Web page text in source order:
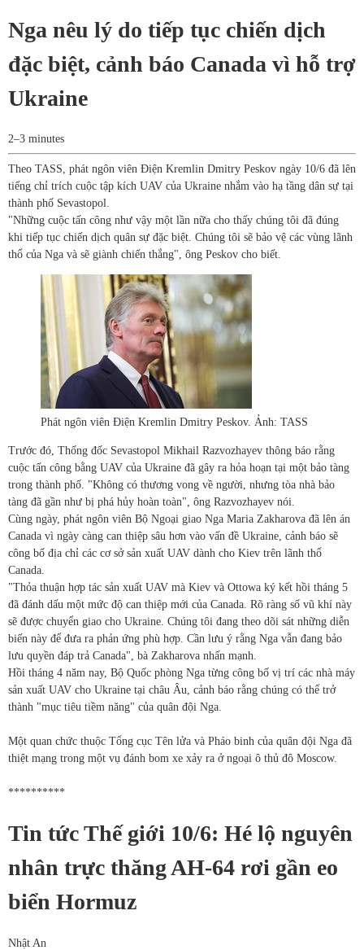
Nga nêu lý do tiếp tục chiến dịch
đặc biệt, cảnh báo Canada vì hỗ trợ
Ukraine
2–3 minutes
Theo TASS, phát ngôn viên Điện Kremlin Dmitry Peskov ngày 10/6 đã lên
tiếng chỉ trích cuộc tập kích UAV của Ukraine nhắm vào hạ tầng dân sự tại
thành phố Sevastopol.
"Những cuộc tấn công như vậy một lần nữa cho thấy chúng tôi đã đúng
khi tiếp tục chiến dịch quân sự đặc biệt. Chúng tôi sẽ bảo vệ các vùng lãnh
thổ của Nga và sẽ giành chiến thắng", ông Peskov cho biết.
Phát ngôn viên Điện Kremlin Dmitry Peskov. Ảnh: TASS
Trước đó, Thống đốc Sevastopol Mikhail Razvozhayev thông báo rằng
cuộc tấn công bằng UAV của Ukraine đã gây ra hỏa hoạn tại một bảo tàng
trong thành phố. "Không có thương vong về người, nhưng tòa nhà bảo
tàng đã gần như bị phá hủy hoàn toàn", ông Razvozhayev nói.
Cùng ngày, phát ngôn viên Bộ Ngoại giao Nga Maria Zakharova đã lên án
Canada vì ngày càng can thiệp sâu hơn vào vấn đề Ukraine, cảnh báo sẽ
công bố địa chỉ các cơ sở sản xuất UAV dành cho Kiev trên lãnh thổ
Canada.
"Thỏa thuận hợp tác sản xuất UAV mà Kiev và Ottowa ký kết hồi tháng 5
đã đánh dấu một mức độ can thiệp mới của Canada. Rõ ràng số vũ khí này
sẽ được chuyển giao cho Ukraine. Chúng tôi đang theo dõi sát những diễn
biến này để đưa ra phản ứng phù hợp. Cần lưu ý rằng Nga vẫn đang bảo
lưu quyền đáp trả Canada", bà Zakharova nhấn mạnh.
Hồi tháng 4 năm nay, Bộ Quốc phòng Nga từng công bố vị trí các nhà máy
sản xuất UAV cho Ukraine tại châu Âu, cảnh báo rằng chúng có thể trở
thành "mục tiêu tiềm năng" của quân đội Nga.
Một quan chức thuộc Tổng cục Tên lửa và Pháo binh của quân đội Nga đã
thiệt mạng trong một vụ đánh bom xe xảy ra ở ngoại ô thủ đô Moscow.
**********
Tin tức Thế giới 10/6: Hé lộ nguyên
nhân trực thăng AH-64 rơi gần eo
biển Hormuz
Nhật An